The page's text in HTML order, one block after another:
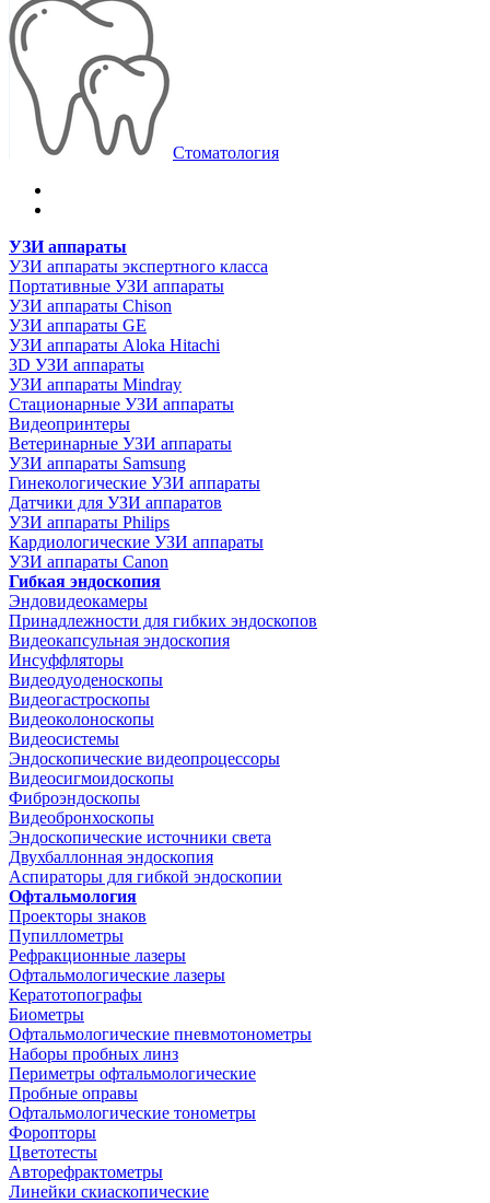
Стоматология
УЗИ аппараты
УЗИ аппараты экспертного класса
Портативные УЗИ аппараты
УЗИ аппараты Chison
УЗИ аппараты GE
УЗИ аппараты Aloka Hitachi
3D УЗИ аппараты
УЗИ аппараты Mindray
Стационарные УЗИ аппараты
Видеопринтеры
Ветеринарные УЗИ аппараты
УЗИ аппараты Samsung
Гинекологические УЗИ аппараты
Датчики для УЗИ аппаратов
УЗИ аппараты Philips
Кардиологические УЗИ аппараты
УЗИ аппараты Canon
Гибкая эндоскопия
Эндовидеокамеры
Принадлежности для гибких эндоскопов
Видеокапсульная эндоскопия
Инсуффляторы
Видеодуоденоскопы
Видеогастроскопы
Видеоколоноскопы
Видеосистемы
Эндоскопические видеопроцессоры
Видеосигмоидоскопы
Фиброэндоскопы
Видеобронхоскопы
Эндоскопические источники света
Двухбаллонная эндоскопия
Аспираторы для гибкой эндоскопии
Офтальмология
Проекторы знаков
Пупиллометры
Рефракционные лазеры
Офтальмологические лазеры
Кератотопографы
Биометры
Офтальмологические пневмотонометры
Наборы пробных линз
Периметры офтальмологические
Пробные оправы
Офтальмологические тонометры
Форопторы
Цветотесты
Авторефрактометры
Линейки скиаскопические